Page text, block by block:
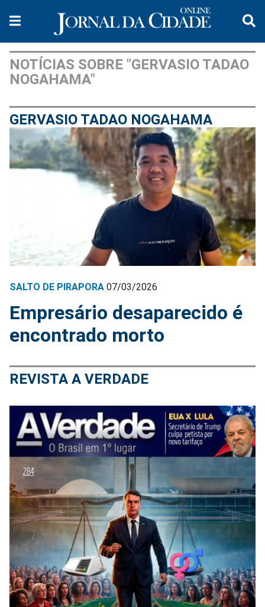
NOTÍCIAS SOBRE "GERVASIO TADAO
NOGAHAMA"
GERVASIO TADAO NOGAHAMA
SALTO DE PIRAPORA 07/03/2026
Empresário desaparecido é
encontrado morto
REVISTA A VERDADE